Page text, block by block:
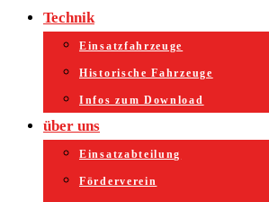
Technik
Einsatzfahrzeuge
Historische Fahrzeuge
Infos zum Download
über uns
Einsatzabteilung
Förderverein